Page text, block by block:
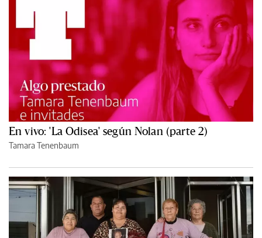
En vivo: 'La Odisea' según Nolan (parte 2)
Tamara Tenenbaum